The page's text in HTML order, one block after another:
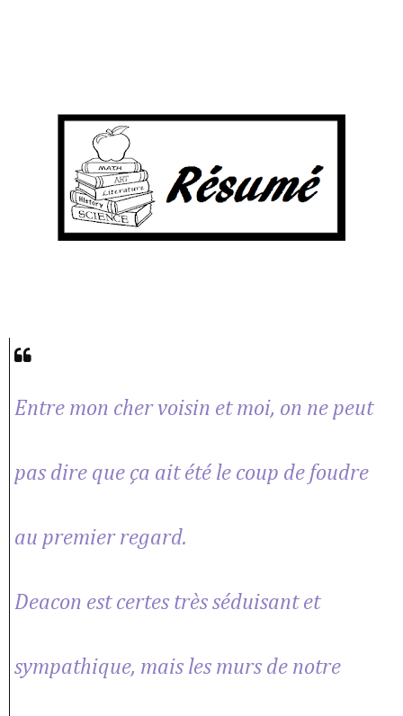
Entre mon cher voisin et moi, on ne peut
pas dire que ça ait été le coup de foudre
au premier regard.
Deacon est certes très séduisant et
sympathique, mais les murs de notre